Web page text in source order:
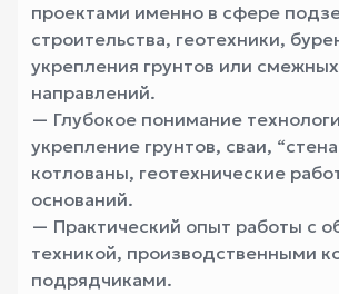
проектами именно в сфере
строительства, геотехники,
укрепления грунтов или смежных
направлений.
— Глубокое понимание
укрепление грунтов, сваи, “стена
котлованы, геотехнические
оснований.
— Практический опыт работы с
техникой, производственными
подрядчиками.